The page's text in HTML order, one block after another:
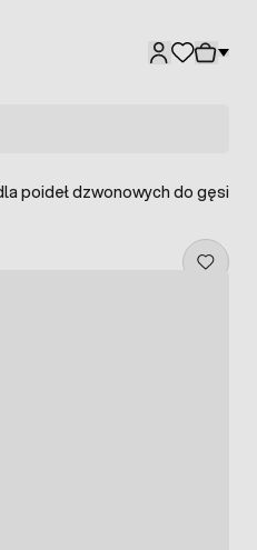
poideł dzwonowych do gęsi